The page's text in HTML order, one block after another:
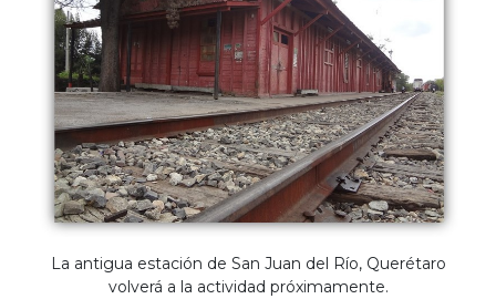
La antigua estación de San Juan del Río, Querétaro
volverá a la actividad próximamente.